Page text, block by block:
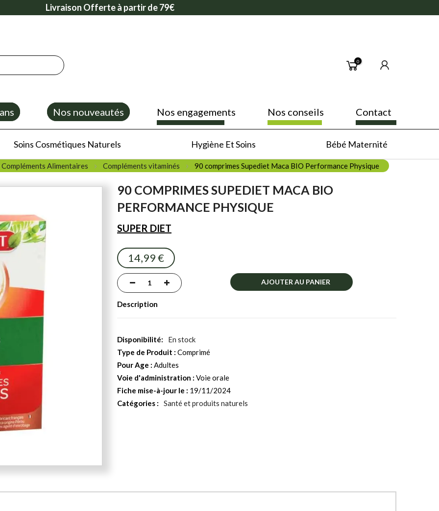
Livraison Offerte à partir de 79€
0
Nos nouveautés Nos engagements Nos conseils Contact
Soins Cosmétiques Naturels Hygiène Et Soins Bébé Maternité
Alimentaires Compléments vitaminés 90 comprimes Supediet Maca BIO Performance Physique
90 COMPRIMES SUPEDIET MACA BIO
PERFORMANCE PHYSIQUE
SUPER DIET
14,99 €
AJOUTER AU PANIER
Description
En stock
Type de Produit : Comprimé
Pour Age : Adultes
Voie d'administration : Voie orale
Fiche mise-à-jour le : 19/11/2024
Catégories :
Santé et produits naturels